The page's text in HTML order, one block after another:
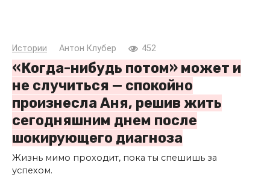
Истории Антон Клубер 452
«Когда-нибудь потом» может и
не случиться — спокойно
произнесла Аня, решив жить
сегодняшним днем после
шокирующего диагноза
Жизнь мимо проходит, пока ты спешишь за
успехом.